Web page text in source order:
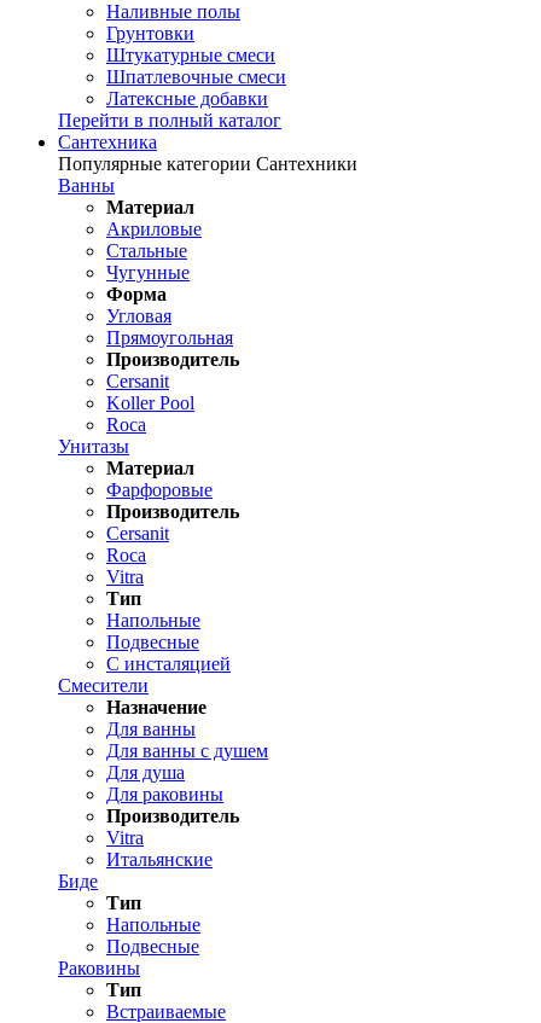
Наливные полы
Грунтовки
Штукатурные смеси
Шпатлевочные смеси
Латексные добавки
Перейти в полный каталог
Сантехника
Популярные категории Сантехники
Ванны
Материал
Акриловые
Стальные
Чугунные
Форма
Угловая
Прямоугольная
Производитель
Cersanit
Koller Pool
Roca
Унитазы
Материал
Фарфоровые
Производитель
Cersanit
Roca
Vitra
Тип
Напольные
Подвесные
С инсталяцией
Смесители
Назначение
Для ванны
Для ванны с душем
Для душа
Для раковины
Производитель
Vitra
Итальянские
Биде
Тип
Напольные
Подвесные
Раковины
Тип
Встраиваемые